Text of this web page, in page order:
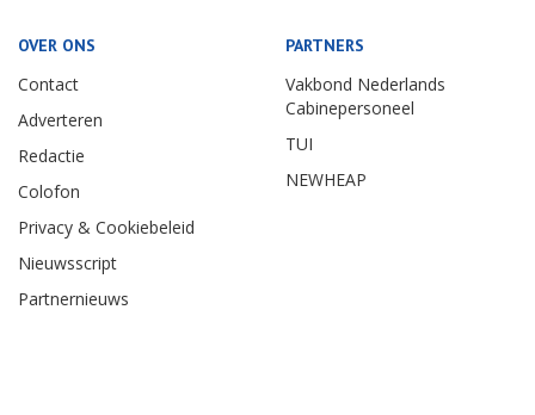
OVER ONS
Contact
Adverteren
Redactie
Colofon
Privacy & Cookiebeleid
Nieuwsscript
Partnernieuws
PARTNERS
Vakbond Nederlands
Cabinepersoneel
TUI
NEWHEAP